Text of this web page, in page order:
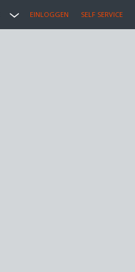
EINLOGGEN SELF SERVICE